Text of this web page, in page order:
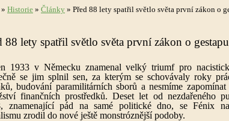
» Historie » Články » Před 88 lety spatřil světlo světa první zákon o
88 lety spatřil světlo světa první zákon o gestapu
1933 v Německu znamenal velký triumf pro
se jim splnil sen, za kterým se schovávaly roky
budování paramilitárních sborů a nesmíme
finančních prostředků. Deset let od nezdařeného
znamenající pád na samé politické dno, se Fénix
zrodil do nové ještě monstróznější podoby.